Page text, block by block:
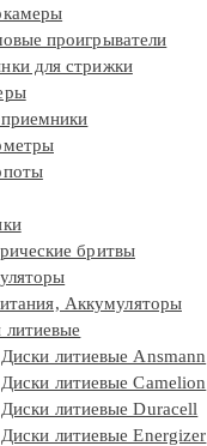
проигрыватели
для стрижки
бритвы
Аккумуляторы
литиевые
Диски литиевые Ansmann
Диски литиевые Camelion
Диски литиевые Duracell
Диски литиевые Energizer